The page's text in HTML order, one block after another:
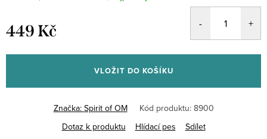
449 Kč
cena:
VLOŽIT DO KOŠÍKU
Značka: Spirit of OM Kód produktu: 8900
Dotaz k produktu
Hlídací pes Sdílet